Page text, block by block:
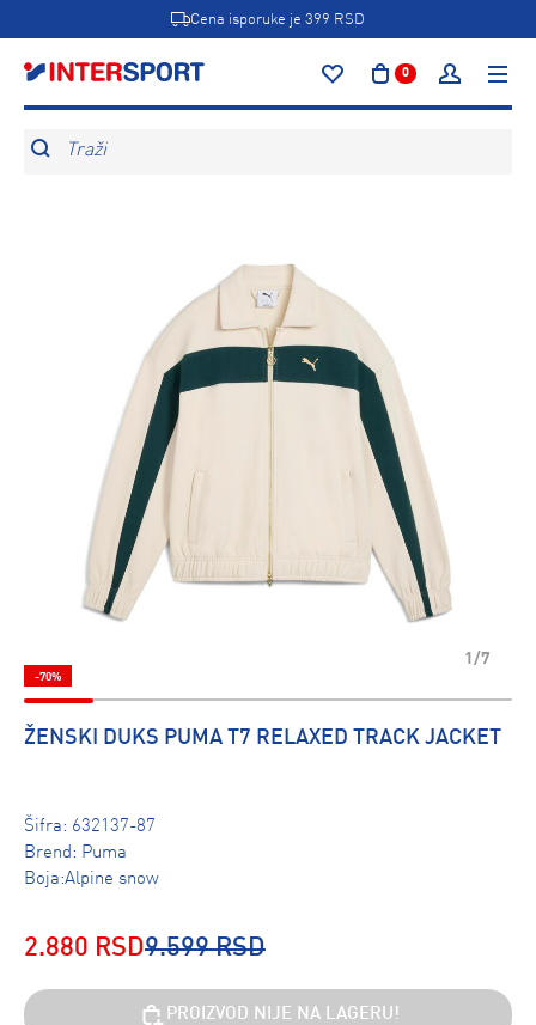
Cena isporuke je 399 RSD
0
Traži
1/7
-70%
ŽENSKI DUKS PUMA T7 RELAXED TRACK JACKET
Šifra: 632137-87
Brend: Puma
Boja:Alpine snow
2.880 RSD9.599 RSD
PROIZVOD NIJE NA LAGERU!